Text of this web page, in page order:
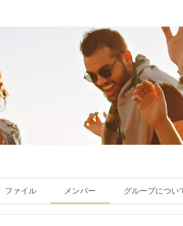
ファイル メンバー グループについ